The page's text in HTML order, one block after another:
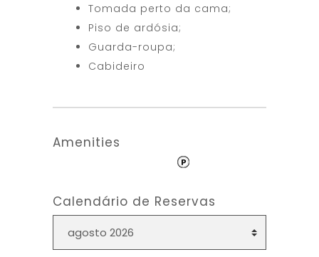
Tomada perto da cama;
Piso de ardósia;
Guarda-roupa;
Cabideiro
Amenities
Calendário de Reservas